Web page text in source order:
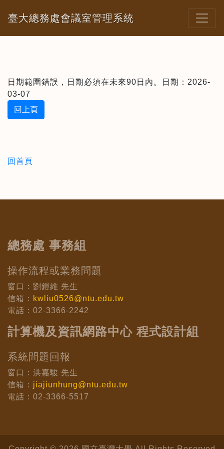
臺大總務處會議室管理系統
日期範圍錯誤，日期必須在未來90日內。日期：2026-
03-07
回上頁
回首頁
總務處 事務組
操作流程或業務問題
窗口：劉鎧維 先生
信箱： kwliu0526@ntu.edu.tw
電話：02-3366-2242
計算機及資訊網路中心 程式設計組
系統問題回報
窗口：洪嘉駿 先生
信箱： jiajiunhung@ntu.edu.tw
電話：02-3366-5517